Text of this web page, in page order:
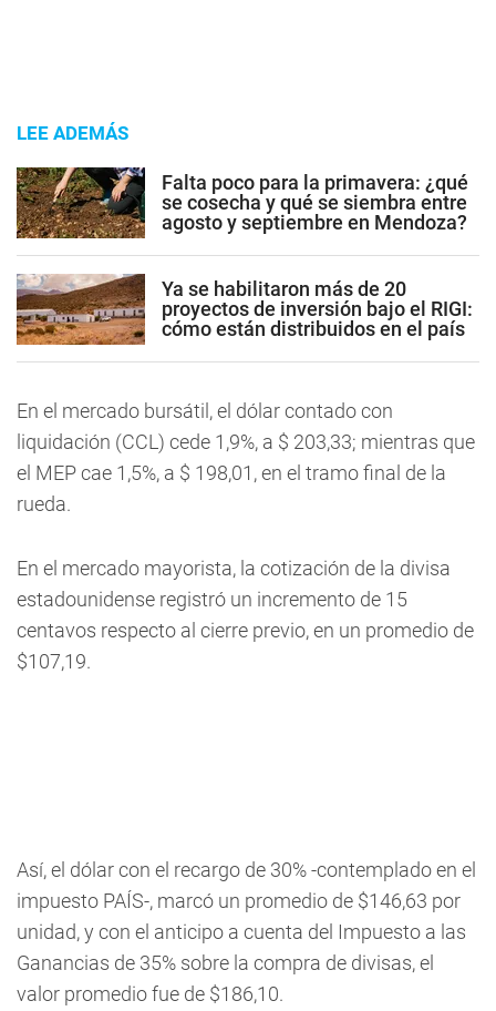
LEE ADEMÁS
Falta poco para la primavera: ¿qué
se cosecha y qué se siembra entre
agosto y septiembre en Mendoza?
Ya se habilitaron más de 20
proyectos de inversión bajo el RIGI:
cómo están distribuidos en el país
En el mercado bursátil, el dólar contado con
liquidación (CCL) cede 1,9%, a $ 203,33; mientras que
el MEP cae 1,5%, a $ 198,01, en el tramo final de la
rueda.
En el mercado mayorista, la cotización de la divisa
estadounidense registró un incremento de 15
centavos respecto al cierre previo, en un promedio de
$107,19.
Así, el dólar con el recargo de 30% -contemplado en el
impuesto PAÍS-, marcó un promedio de $146,63 por
unidad, y con el anticipo a cuenta del Impuesto a las
Ganancias de 35% sobre la compra de divisas, el
valor promedio fue de $186,10.